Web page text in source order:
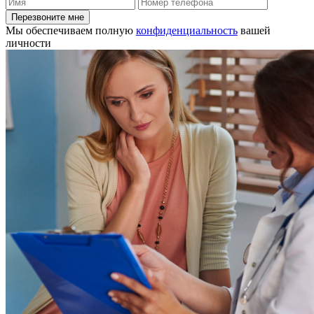
Перезвоните мне
Мы обеспечиваем полную конфиденциальность вашей
личности